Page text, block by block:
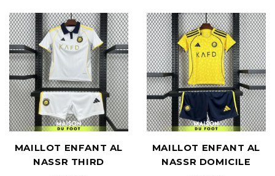
MAILLOT ENFANT AL
NASSR THIRD
MAILLOT ENFANT AL
NASSR DOMICILE